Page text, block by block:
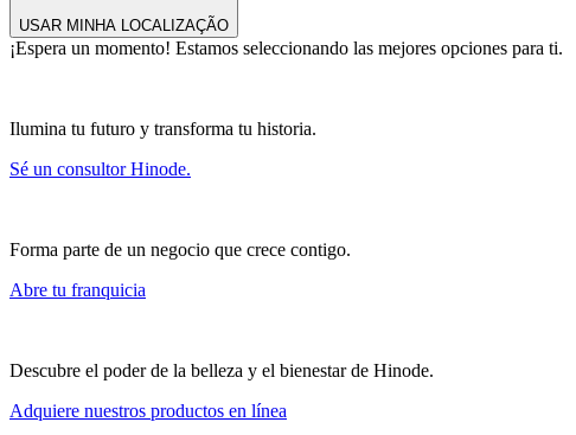
USAR MINHA LOCALIZAÇÃO
¡Espera un momento! Estamos seleccionando las mejores opciones para ti.
Ilumina tu futuro y transforma tu historia.
Sé un consultor Hinode.
Forma parte de un negocio que crece contigo.
Abre tu franquicia
Descubre el poder de la belleza y el bienestar de Hinode.
Adquiere nuestros productos en línea